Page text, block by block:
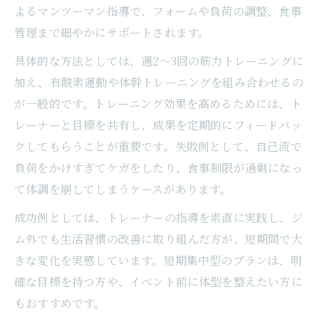
よるマンツーマン指導で、フォームや負荷の調整、食事
管理まで細やかにサポートされます。
具体的な方法としては、週2～3回の筋力トレーニングに
加え、有酸素運動や体幹トレーニングを組み合わせるの
が一般的です。トレーニング効果を高めるためには、ト
レーナーと目標を共有し、成果を定期的にフィードバッ
クしてもらうことが重要です。失敗例として、自己流で
負荷をかけすぎてケガをしたり、食事制限が過剰になっ
て体調を崩してしまうケースがあります。
成功例としては、トレーナーの指導を素直に実践し、ジ
ム外でも生活習慣の改善に取り組んだ方が、短期間で大
きな変化を実感しています。短期集中型のプランは、明
確な目標を持つ方や、イベント前に体型を整えたい方に
もおすすめです。